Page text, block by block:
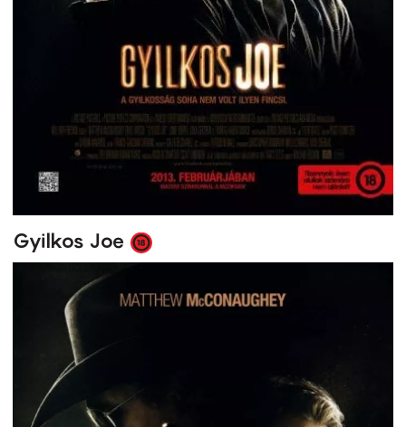
Gyilkos Joe